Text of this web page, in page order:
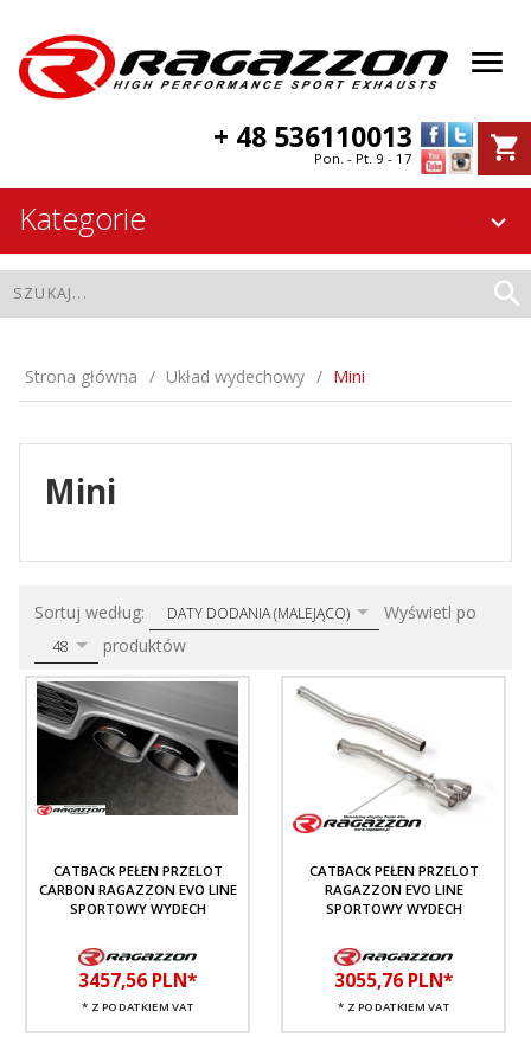
+ 48 536110013
Pon. - Pt. 9 - 17
Kategorie
Strona główna Układ wydechowy Mini
Mini
Sortuj według: sortDATY DODANIA (MALEJĄCO) Wyświetl po
48 produktów
CATBACK PEŁEN PRZELOT
CARBON RAGAZZON EVO LINE
SPORTOWY WYDECH
3457,56 PLN*
* Z PODATKIEM VAT
CATBACK PEŁEN PRZELOT
RAGAZZON EVO LINE
SPORTOWY WYDECH
3055,76 PLN*
* Z PODATKIEM VAT